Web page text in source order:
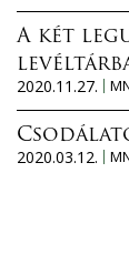
A két
2020.11.27.
2020.03.12.